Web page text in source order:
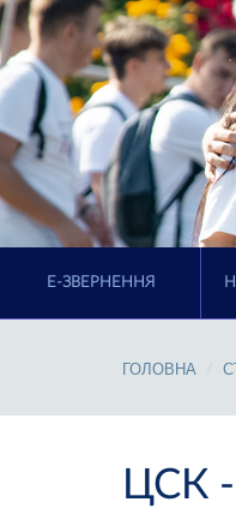
E-ЗВЕРНЕННЯ
ГОЛОВНА
ЦСК -